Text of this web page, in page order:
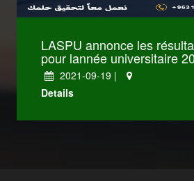
LASPU annonce les
pour lannée universitaire
2021-09-19 |
Details